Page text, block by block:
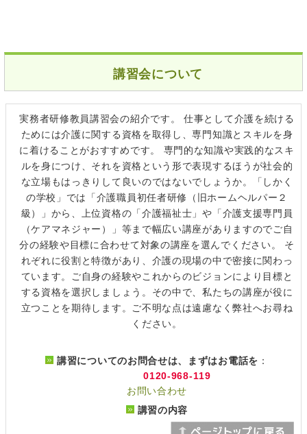
講習会について
実務者研修教員講習会の紹介です。 仕事として介護を続ける
ためには介護に関する資格を取得し、専門知識とスキルを身
に着けることがおすすめです。 専門的な知識や実践的なスキ
ルを身につけ、それを資格という形で表現するほうが社会的
な立場もはっきりして良いのではないでしょうか。「しかく
の学校」では「介護職員初任者研修（旧ホームヘルパー２
級）」から、上位資格の「介護福祉士」や「介護支援専門員
（ケアマネジャー）」等まで幅広い講座がありますのでご自
分の経験や目標に合わせて対象の講座を選んでください。 そ
れぞれに役割と特徴があり、介護の現場の中で密接に関わっ
ています。ご自身の経験やこれからのビジョンにより目標と
する資格を選択しましょう。その中で、私たちの講座が役に
立つことを期待します。ご不明な点は遠慮なく弊社へお尋ね
ください。
講習についてのお問合せは、まずはお電話を ：
0120-968-119
お問い合わせ
講習の内容